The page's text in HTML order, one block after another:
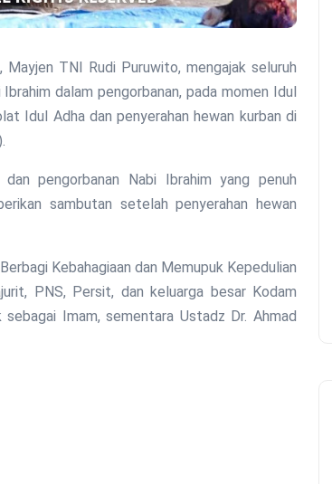
Mayjen TNI Rudi Puruwito, mengajak seluruh
dalam pengorbanan, pada momen Idul
Idul Adha dan penyerahan hewan kurban di
pengorbanan Nabi Ibrahim yang penuh
sambutan setelah penyerahan hewan
Kebahagiaan dan Memupuk Kepedulian
PNS, Persit, dan keluarga besar Kodam
Imam, sementara Ustadz Dr. Ahmad